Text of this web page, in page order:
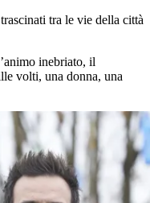
tra le vie della città
inebriato, il
volti, una donna, una